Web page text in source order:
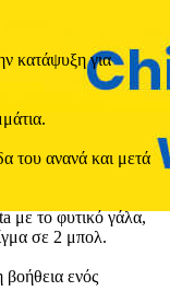
κατάψυξη για
του ανανά και μετά
με το φυτικό γάλα,
σε 2 μπολ.
ενός